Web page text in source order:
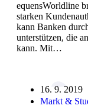
equensWorldline
starken
kann Banken
unterstützen, die
kann. Mit…
16. 9. 2019
Markt &